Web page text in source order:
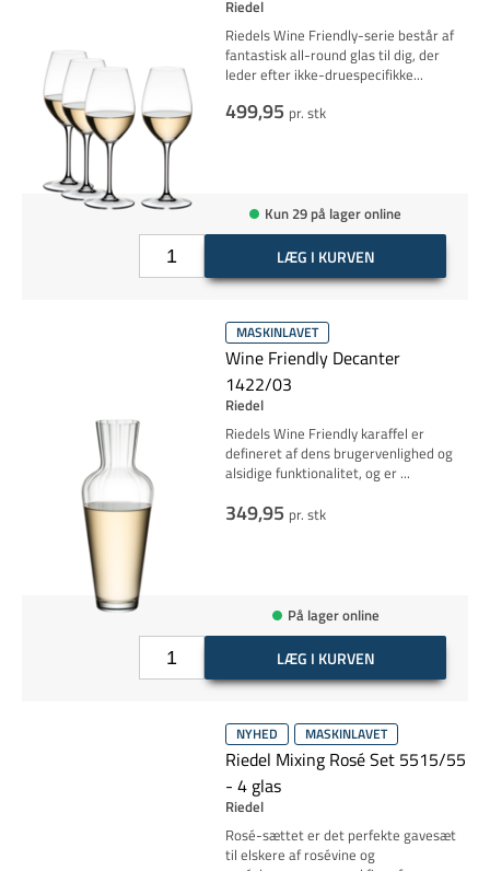
Riedel
Riedels Wine Friendly-serie består af
fantastisk all-round glas til dig, der
leder efter ikke-druespecifikke...
499,95 pr. stk
Kun 29 på lager online
LÆG I KURVEN
MASKINLAVET
Wine Friendly Decanter
1422/03
Riedel
Riedels Wine Friendly karaffel er
defineret af dens brugervenlighed og
alsidige funktionalitet, og er ...
349,95 pr. stk
På lager online
LÆG I KURVEN
NYHED MASKINLAVET
Riedel Mixing Rosé Set 5515/55
- 4 glas
Riedel
Rosé-sættet er det perfekte gavesæt
til elskere af rosévine og